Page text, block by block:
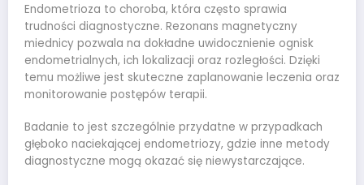
Endometrioza to choroba, która często sprawia
trudności diagnostyczne. Rezonans magnetyczny
miednicy pozwala na dokładne uwidocznienie ognisk
endometrialnych, ich lokalizacji oraz rozległości. Dzięki
temu możliwe jest skuteczne zaplanowanie leczenia oraz
monitorowanie postępów terapii.
Badanie to jest szczególnie przydatne w przypadkach
głęboko naciekającej endometriozy, gdzie inne metody
diagnostyczne mogą okazać się niewystarczające.